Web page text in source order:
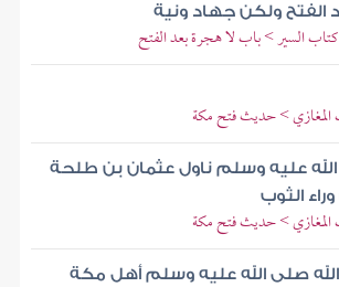
الفتح ولكن جهاد ونية
السير > باب لا هجرة بعد الفتح
> حديث فتح مكة
عليه وسلم ناول عثمان بن طلحة
الثوب
> حديث فتح مكة
صلى الله عليه وسلم أهل مكة